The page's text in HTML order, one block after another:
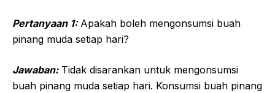
Pertanyaan 1:Apakah boleh mengonsumsi buah
pinang muda setiap hari?
Jawaban:Tidak disarankan untuk mengonsumsi
buah pinang muda setiap hari. Konsumsi buah pinang